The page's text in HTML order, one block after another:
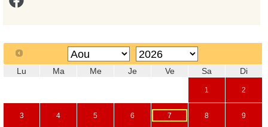
Lu Ma Me Je Ve Sa Di
1 2
3 4 5 6 7 8 9